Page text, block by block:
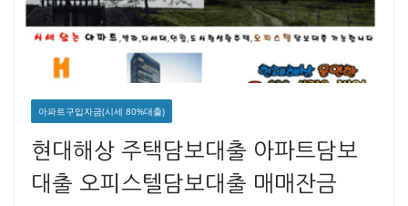
아파트구입자금(시세 80%대출)
현대해상 주택담보대출 아파트담보
대출 오피스텔담보대출 매매잔금